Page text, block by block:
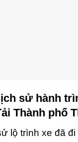
sử hành
Thành phố
lộ trình xe đã đi